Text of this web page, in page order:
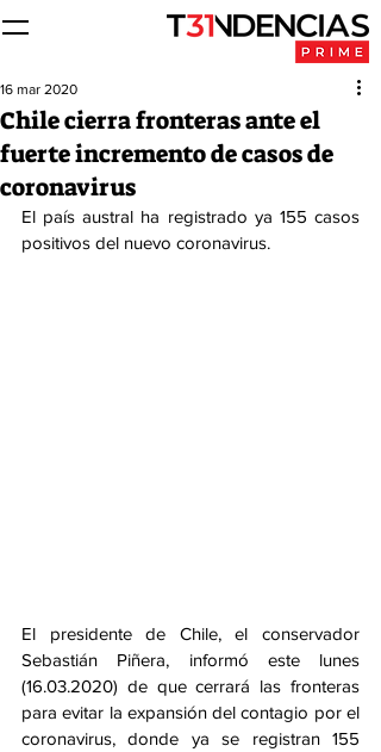
Chile cierra fronteras ante el
fuerte incremento de casos de
coronavirus
16 mar 2020
El país austral ha registrado ya 155 casos
positivos del nuevo coronavirus.
El presidente de Chile, el conservador
Sebastián Piñera, informó este lunes
(16.03.2020) de que cerrará las fronteras
para evitar la expansión del contagio por el
coronavirus, donde ya se registran 155